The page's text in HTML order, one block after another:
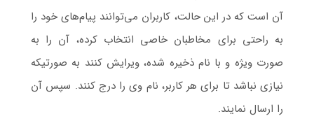
آن است که در این حالت، کاربران می‌توانند پیام‌های خود را
به راحتی برای مخاطبان خاصی انتخاب کرده، آن را به
صورت ویژه و با نام ذخیره شده، ویرایش کنند به صورتیکه
نیازی نباشد تا برای هر کاربر، نام وی را درج کنند. سپس آن
را ارسال نمایند.